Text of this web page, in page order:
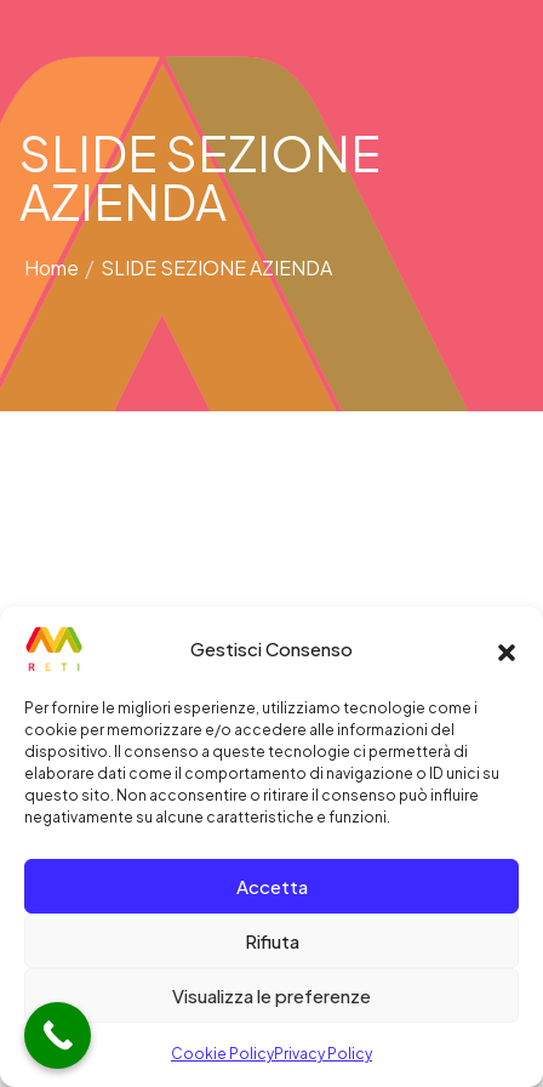
Gestisci Consenso
Per fornire le migliori esperienze, utilizziamo tecnologie come i
cookie per memorizzare e/o accedere alle informazioni del
dispositivo. Il consenso a queste tecnologie ci permetterà di
elaborare dati come il comportamento di navigazione o ID unici su
questo sito. Non acconsentire o ritirare il consenso può influire
negativamente su alcune caratteristiche e funzioni.
Accetta
Rifiuta
Visualizza le preferenze
Cookie PolicyPrivacy Policy
SLIDE SEZIONE
AZIENDA
Home / SLIDE SEZIONE AZIENDA